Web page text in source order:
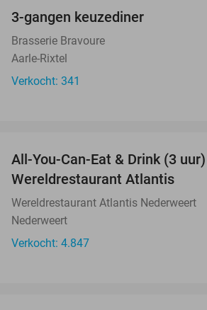
3-gangen keuzediner
Brasserie Bravoure
Aarle-Rixtel
Verkocht: 341
All-You-Can-Eat & Drink (3
Wereldrestaurant Atlantis
Wereldrestaurant Atlantis Nederweert
Nederweert
Verkocht: 4.847